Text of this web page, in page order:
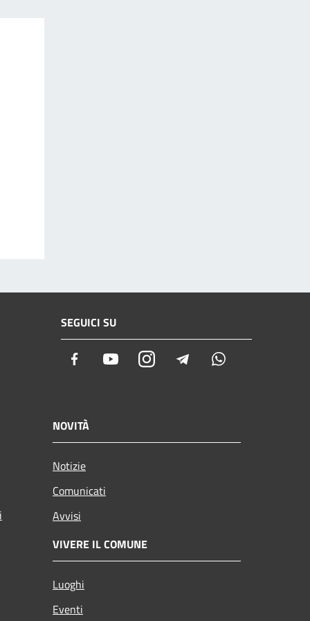
SEGUICI SU
Facebook YoutubeInstagramTelegram
NOVITÀ
Notizie
Comunicati
Avvisi
VIVERE IL COMUNE
Luoghi
Eventi